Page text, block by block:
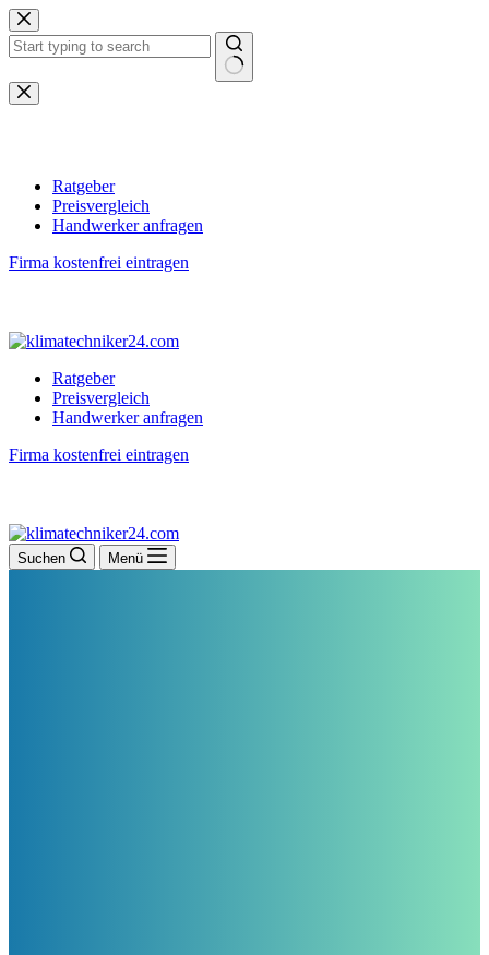
Zum
Inhalt
springen
Keine
Ergebnisse
Ratgeber
Preisvergleich
Handwerker anfragen
Firma kostenfrei eintragen
Ratgeber
Preisvergleich
Handwerker anfragen
Firma kostenfrei eintragen
Suchen Menü